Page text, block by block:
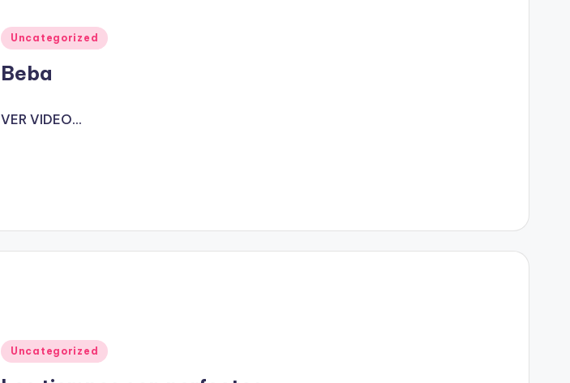
Publicado
Uncategorized
Beba
VER VIDEO...
Publicado
Uncategorized